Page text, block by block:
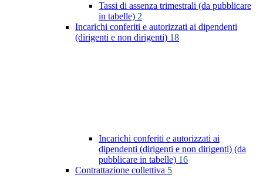
Tassi di assenza trimestrali (da pubblicare
in tabelle) 2
Incarichi conferiti e autorizzati ai dipendenti
(dirigenti e non dirigenti) 18
Incarichi conferiti e autorizzati ai
dipendenti (dirigenti e non dirigenti) (da
pubblicare in tabelle) 16
Contrattazione collettiva 5